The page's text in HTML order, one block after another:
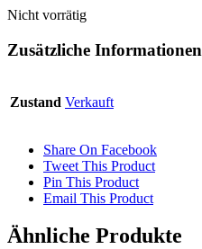
Nicht vorrätig
Zusätzliche Informationen
Zustand Verkauft
Share On Facebook
Tweet This Product
Pin This Product
Email This Product
Ähnliche Produkte